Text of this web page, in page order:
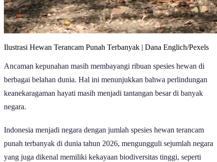
Ilustrasi Hewan Terancam Punah Terbanyak | Dana Englich/Pexels
Ancaman kepunahan masih membayangi ribuan spesies hewan di
berbagai belahan dunia. Hal ini menunjukkan bahwa perlindungan
keanekaragaman hayati masih menjadi tantangan besar di banyak
negara.
Indonesia menjadi negara dengan jumlah spesies hewan terancam
punah terbanyak di dunia tahun 2026, mengungguli sejumlah negara
yang juga dikenal memiliki kekayaan biodiversitas tinggi, seperti